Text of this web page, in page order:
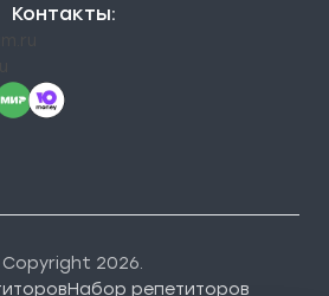
Контакты:
Copyright 2026.
Набор репетиторов